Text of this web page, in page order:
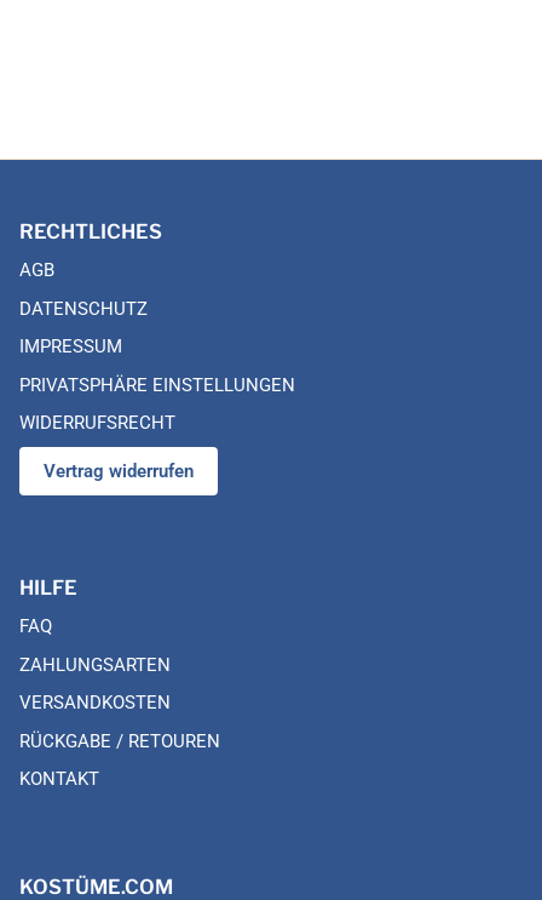
RECHTLICHES
AGB
DATENSCHUTZ
IMPRESSUM
PRIVATSPHÄRE EINSTELLUNGEN
WIDERRUFSRECHT
Vertrag widerrufen
HILFE
FAQ
ZAHLUNGSARTEN
VERSANDKOSTEN
RÜCKGABE / RETOUREN
KONTAKT
KOSTÜME.COM